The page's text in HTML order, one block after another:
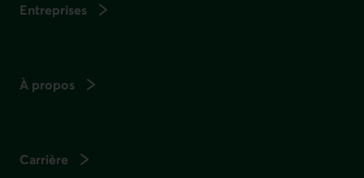
Entreprises
À propos
Carrière